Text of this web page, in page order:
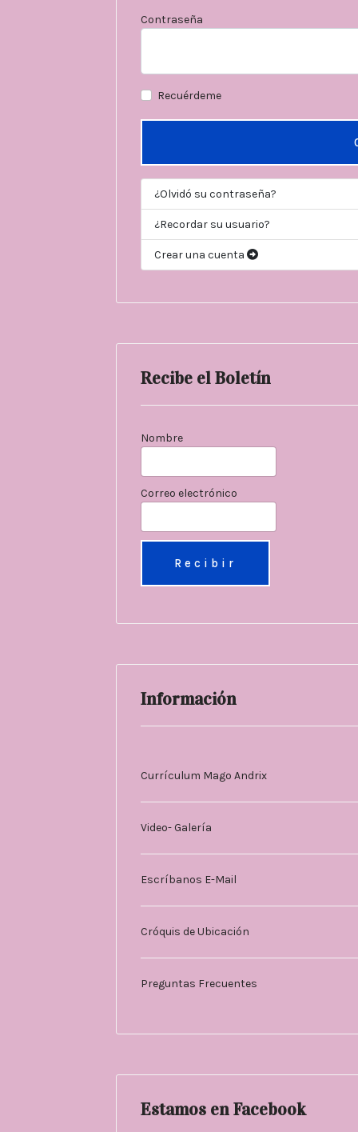
Contraseña
Recuérdeme
¿Olvidó su contraseña?
¿Recordar su usuario?
Crear una cuenta
Recibe el Boletín
Nombre
Correo electrónico
Información
Currículum Mago Andrix
Video- Galería
Escríbanos E-Mail
Cróquis de Ubicación
Preguntas Frecuentes
Estamos en Facebook